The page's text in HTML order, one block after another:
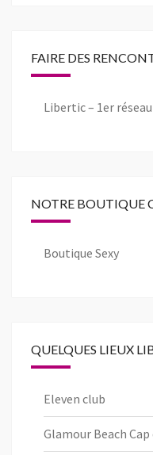
FAIRE DES
Libertic – 1er
NOTRE BOUTIQUE
Boutique Sexy
QUELQUES LIEUX
Eleven club
Glamour Beach Cap